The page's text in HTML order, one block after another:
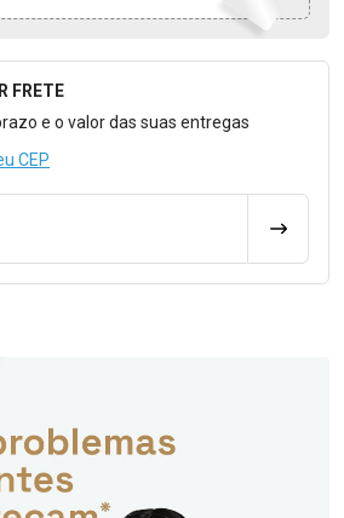
Calcular o Frete
FRETE
e o valor das suas entregas
CEP